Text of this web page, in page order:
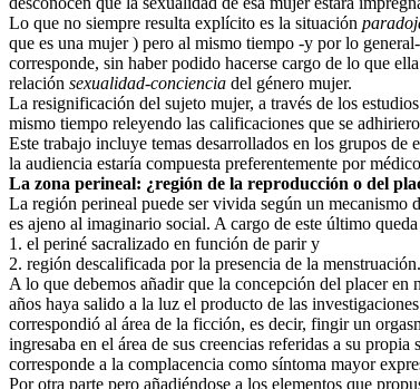
Lo que no siempre resulta explícito es la situación
que es una mujer ) pero al mismo tiempo -y por lo
corresponde, sin haber podido hacerse cargo de lo que
relación sexualidad-conciencia del género mujer.
La resignificación del sujeto mujer, a través de los
mismo tiempo releyendo las calificaciones que se
Este trabajo incluye temas desarrollados en los grupos
la audiencia estaría compuesta preferentemente por
La zona perineal: ¿región de la reproducción o del
La región perineal puede ser vivida según un mecanismo
es ajeno al imaginario social. A cargo de este último
1. el periné sacralizado en función de parir y
2. región descalificada por la presencia de la menstruación.
A lo que debemos añadir que la concepción del placer
años haya salido a la luz el producto de las
correspondió al área de la ficción, es decir, fingir un
ingresaba en el área de sus creencias referidas a su
corresponde a la complacencia como síntoma mayor
Por otra parte pero añadiéndose a los elementos que